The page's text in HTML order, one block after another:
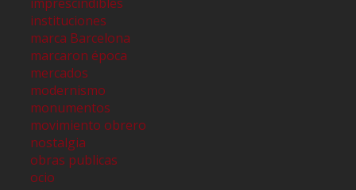
instituciones
marca Barcelona
marcaron época
mercados
modernismo
monumentos
movimiento obrero
nostalgia
obras publicas
ocio